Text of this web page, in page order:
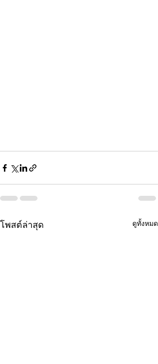
โพสต์ล่าสุด ดูทั้งหมด